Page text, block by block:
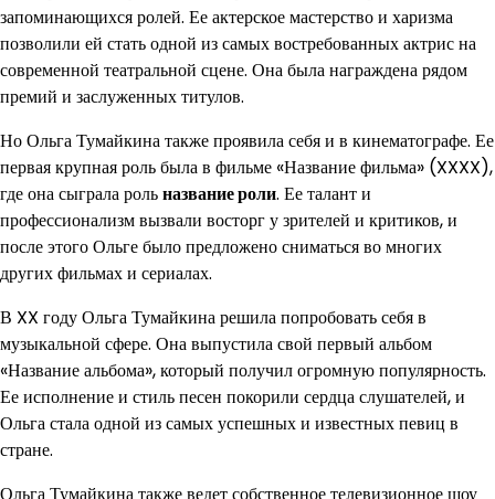
запоминающихся ролей. Ее актерское мастерство и харизма
позволили ей стать одной из самых востребованных актрис на
современной театральной сцене. Она была награждена рядом
премий и заслуженных титулов.
Но Ольга Тумайкина также проявила себя и в кинематографе. Ее
первая крупная роль была в фильме «Название фильма» (XXXX),
где она сыграла рольназвание роли. Ее талант и
профессионализм вызвали восторг у зрителей и критиков, и
после этого Ольге было предложено сниматься во многих
других фильмах и сериалах.
В XX году Ольга Тумайкина решила попробовать себя в
музыкальной сфере. Она выпустила свой первый альбом
«Название альбома», который получил огромную популярность.
Ее исполнение и стиль песен покорили сердца слушателей, и
Ольга стала одной из самых успешных и известных певиц в
стране.
Ольга Тумайкина также ведет собственное телевизионное шоу